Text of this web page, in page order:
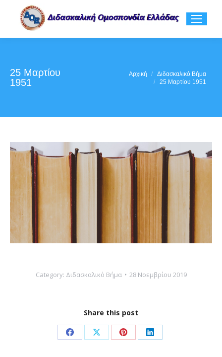
25 Μαρτίου
1951
Αρχική
Διδασκαλικό Βήμα
25 Μαρτίου 1951
Category: Διδασκαλικό Βήμα 28 Νοεμβρίου 2019
Share this post
Share Share Share Share